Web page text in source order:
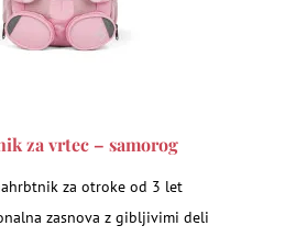
za vrtec – samorog
za otroke od 3 let
zasnova z gibljivimi deli